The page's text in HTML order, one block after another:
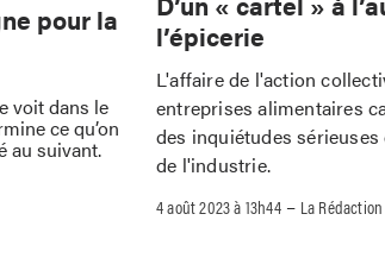
pour la
voit dans le
ce qu’on
au suivant.
l’épicerie
L'affaire de l'action
entreprises alimentaires
des inquiétudes
de l'industrie.
4 août 2023 à 13h44– La Rédaction